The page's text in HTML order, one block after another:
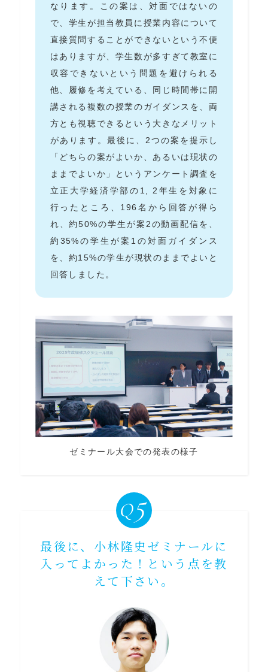
なります。この案は、対面ではないの
で、学生が担当教員に授業内容について
直接質問することができないという不便
はありますが、学生数が多すぎて教室に
収容できないという問題を避けられる
他、履修を考えている、同じ時間帯に開
講される複数の授業のガイダンスを、両
方とも視聴できるという大きなメリット
があります。最後に、2つの案を提示し
「どちらの案がよいか、あるいは現状の
ままでよいか」というアンケート調査を
立正大学経済学部の1, 2年生を対象に
行ったところ、196名から回答が得ら
れ、約50%の学生が案2の動画配信を、
約35%の学生が案1の対面ガイダンス
を、約15%の学生が現状のままでよいと
回答しました。
ゼミナール大会での発表の様子
最後に、小林隆史ゼミナールに
入ってよかった！という点を教
えて下さい。